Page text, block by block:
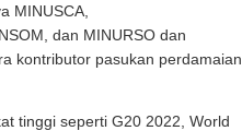
MINUSCA,
dan MINURSO dan
kontributor pasukan perdamaian
tinggi seperti G20 2022, World